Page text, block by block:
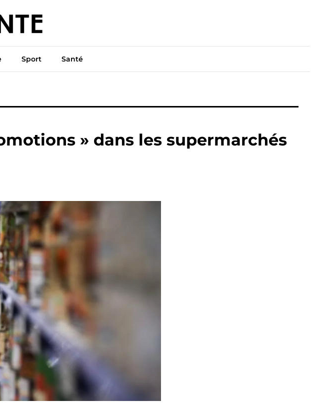
Tech & IA
Sport Santé
» dans les supermarchés